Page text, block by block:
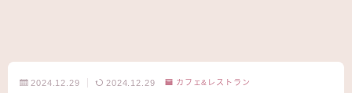
2024.12.29 2024.12.29 カフェ&レストラン